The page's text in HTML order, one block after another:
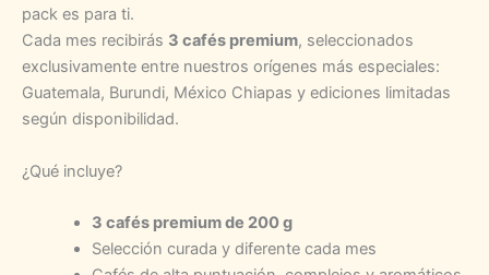
pack es para ti.
Cada mes recibirás 3 cafés premium, seleccionados
exclusivamente entre nuestros orígenes más especiales:
Guatemala, Burundi, México Chiapas y ediciones limitadas
según disponibilidad.
¿Qué incluye?
3 cafés premium de 200 g
Selección curada y diferente cada mes